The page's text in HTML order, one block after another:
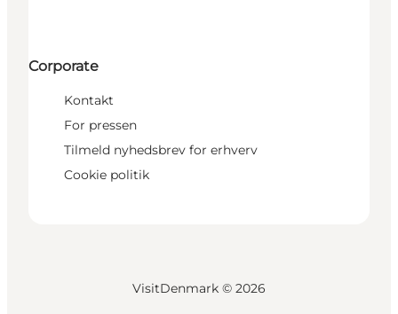
Corporate
Kontakt
For pressen
Tilmeld nyhedsbrev for erhverv
Cookie politik
VisitDenmark © 2026